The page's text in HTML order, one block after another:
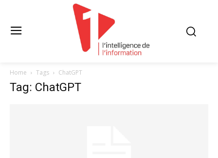
Home Tags ChatGPT
Tag: ChatGPT